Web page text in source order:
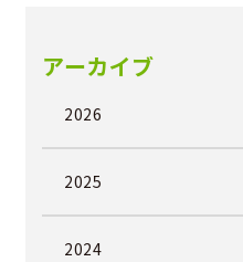
アーカイブ
2026
2025
2024